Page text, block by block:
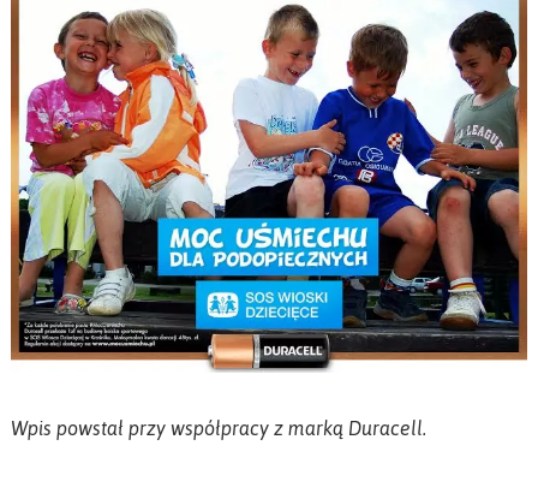
Wpis powstał przy współpracy z marką Duracell.